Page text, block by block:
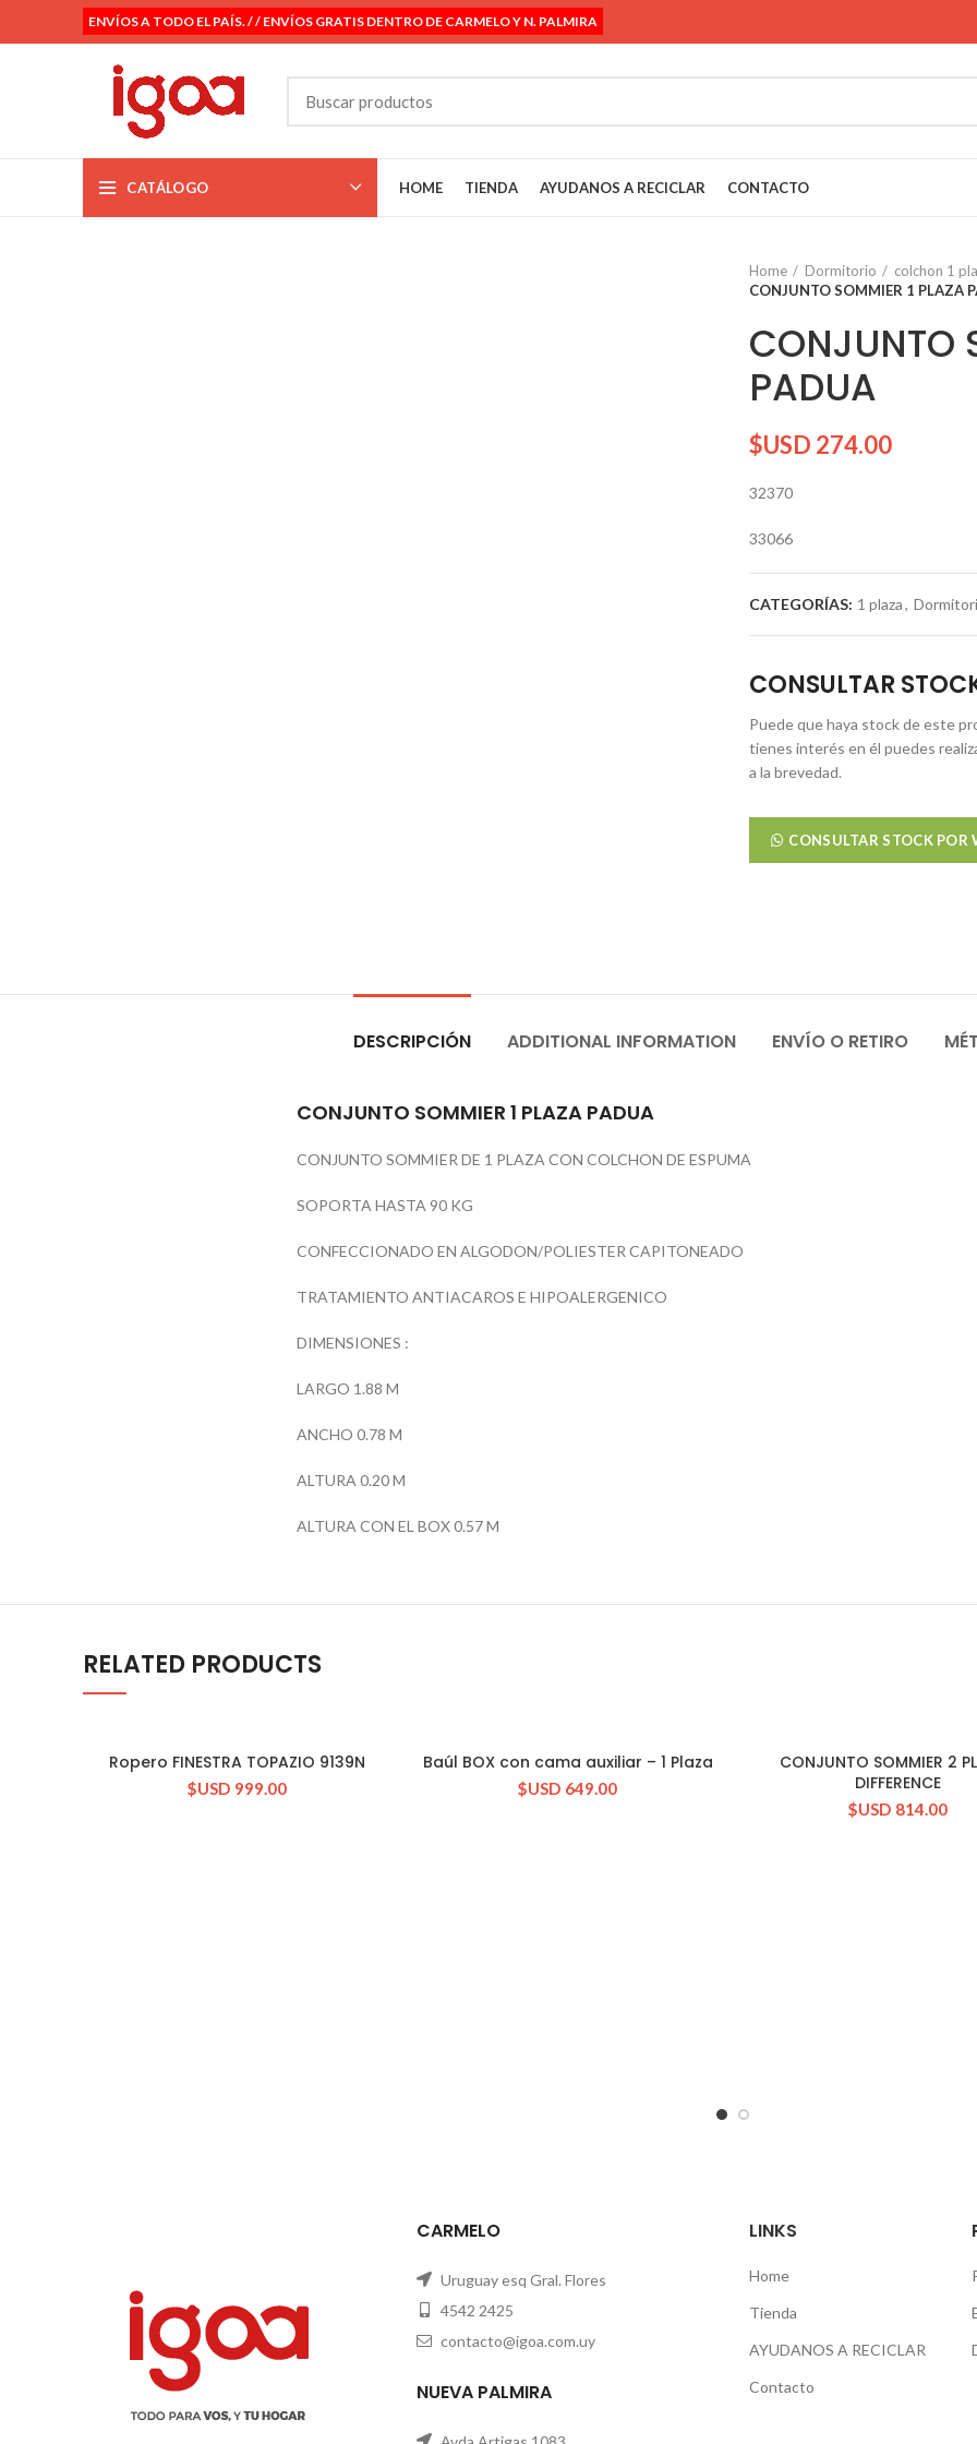
ENVÍOS A TODO EL PAÍS. / / ENVÍOS GRATIS DENTRO DE CARMELO Y N. PALMIRA
CATÁLOGO HOME TIENDA AYUDANOS A RECICLAR CONTACTO
Home Dormitorio colchon 1
CONJUNTO SOMMIER 1 PLAZA
CONJUNTO
PADUA
$USD 274.00
32370
33066
CATEGORÍAS: 1 plaza,
CONSULTAR
Puede que haya stock de este
tienes interés en él puedes
a la brevedad.
CONSULTAR STOCK POR
DESCRIPCIÓN ADDITIONAL INFORMATION ENVÍO O RETIRO
CONJUNTO SOMMIER 1 PLAZA PADUA
CONJUNTO SOMMIER DE 1 PLAZA CON COLCHON DE ESPUMA
SOPORTA HASTA 90 KG
CONFECCIONADO EN ALGODON/POLIESTER CAPITONEADO
TRATAMIENTO ANTIACAROS E HIPOALERGENICO
DIMENSIONES :
LARGO 1.88 M
ANCHO 0.78 M
ALTURA 0.20 M
ALTURA CON EL BOX 0.57 M
RELATED PRODUCTS
CONSULTAR STOCK
Ropero FINESTRA TOPAZIO 9139N
$USD 999.00
CONSULTAR STOCK
Baúl BOX con cama auxiliar – 1 Plaza
$USD 649.00
CONSULTAR STOCK
CONJUNTO SOMMIER 2
DIFFERENCE
$USD 814.00
CARMELO
Uruguay esq Gral. Flores
4542 2425
contacto@igoa.com.uy
NUEVA PALMIRA
LINKS
Home
Tienda
AYUDANOS A RECICLAR
Contacto